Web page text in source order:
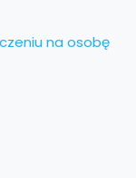
na osobę